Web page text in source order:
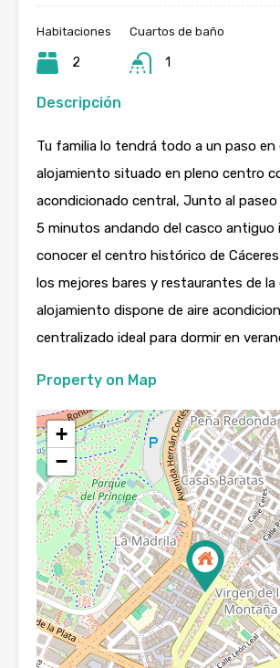
Habitaciones
2
Cuartos de baño
1
Descripción
Tu familia lo tendrá todo a un paso en
alojamiento situado en pleno centro
acondicionado central, Junto al paseo
5 minutos andando del casco antiguo
conocer el centro histórico de
los mejores bares y restaurantes de la
alojamiento dispone de aire
centralizado ideal para dormir en
Property on Map
+
−